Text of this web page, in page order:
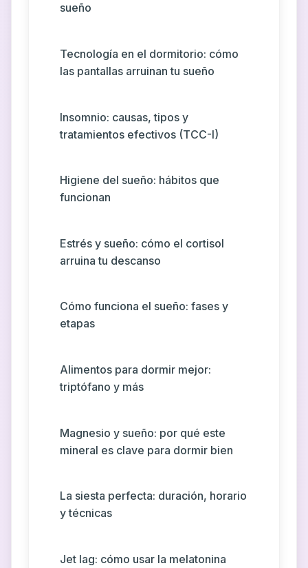
sueño
Tecnología en el dormitorio: cómo
las pantallas arruinan tu sueño
Insomnio: causas, tipos y
tratamientos efectivos (TCC-I)
Higiene del sueño: hábitos que
funcionan
Estrés y sueño: cómo el cortisol
arruina tu descanso
Cómo funciona el sueño: fases y
etapas
Alimentos para dormir mejor:
triptófano y más
Magnesio y sueño: por qué este
mineral es clave para dormir bien
La siesta perfecta: duración, horario
y técnicas
Jet lag: cómo usar la melatonina